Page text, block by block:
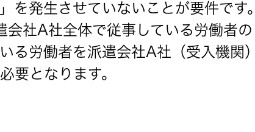
を発生させていないことが要件です。
会社A社全体で従事している労働者の
る労働者を派遣会社A社（受入機関）
要となります。